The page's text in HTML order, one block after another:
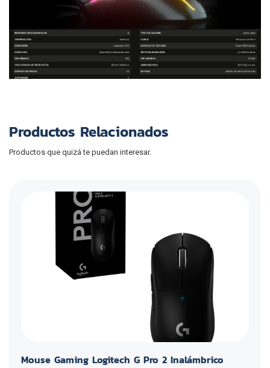
Productos Relacionados
Productos que quizá te puedan interesar.
Mouse Gaming Logitech G Pro 2 Inalámbrico